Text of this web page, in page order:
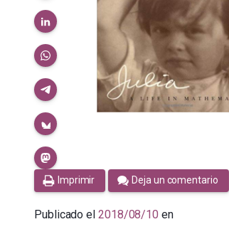
Imprimir Deja un comentario
Publicado el 2018/08/10 en